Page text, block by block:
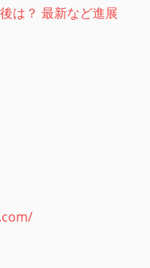
は？ 最新など進展